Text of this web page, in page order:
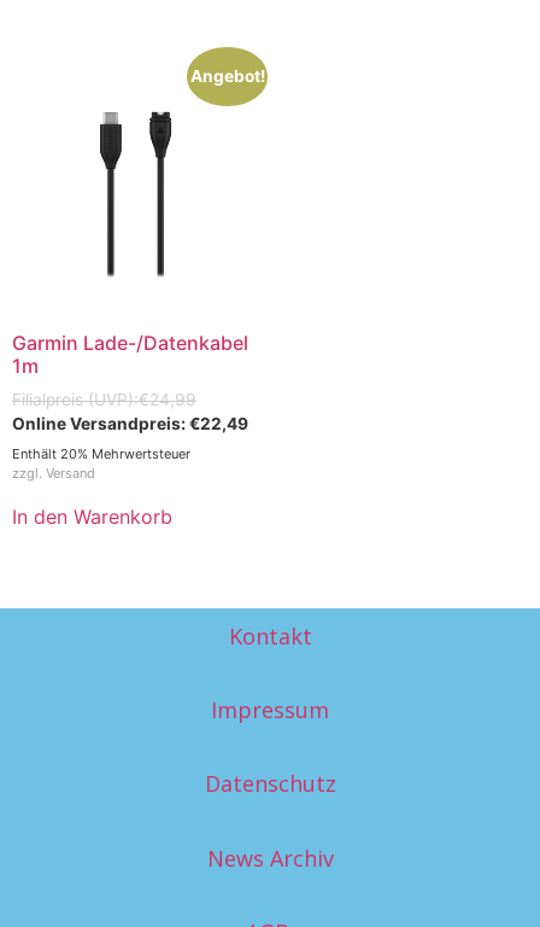
Angebot!
Garmin Lade-/Datenkabel
1m
€24,99
€22,49
Enthält 20% Mehrwertsteuer
zzgl. Versand
In den Warenkorb
Kontakt
Impressum
Datenschutz
News Archiv